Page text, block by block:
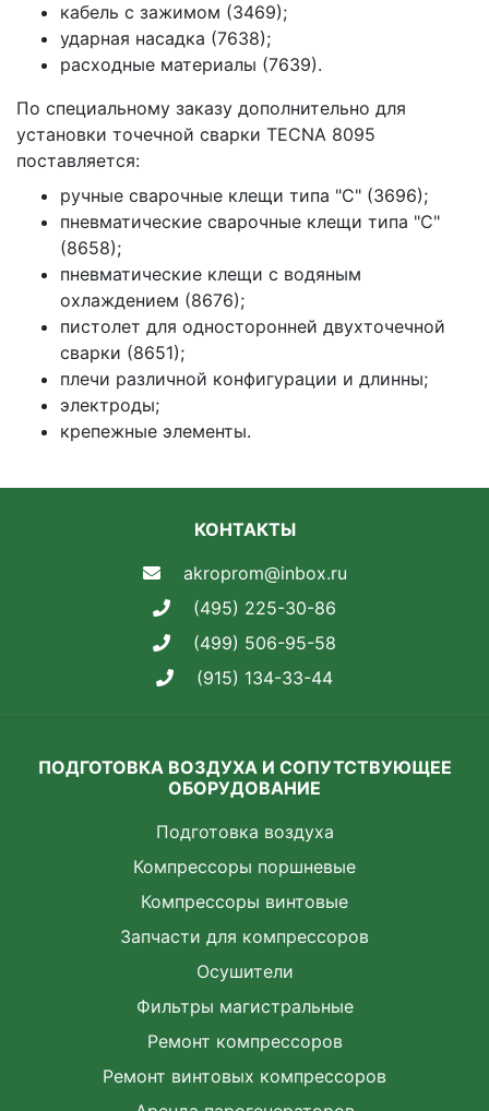
кабель с зажимом (3469);
ударная насадка (7638);
расходные материалы (7639).
По специальному заказу дополнительно для
установки точечной сварки TECNA 8095
поставляется:
ручные сварочные клещи типа "С" (3696);
пневматические сварочные клещи типа "С"
(8658);
пневматические клещи с водяным
охлаждением (8676);
пистолет для односторонней двухточечной
сварки (8651);
плечи различной конфигурации и длинны;
электроды;
крепежные элементы.
КОНТАКТЫ
akroprom@inbox.ru
(495) 225-30-86
(499) 506-95-58
(915) 134-33-44
ПОДГОТОВКА ВОЗДУХА И СОПУТСТВУЮЩЕЕ
ОБОРУДОВАНИЕ
Подготовка воздуха
Компрессоры поршневые
Компрессоры винтовые
Запчасти для компрессоров
Осушители
Фильтры магистральные
Ремонт компрессоров
Ремонт винтовых компрессоров